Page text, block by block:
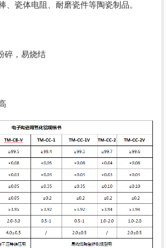
、瓷体电阻、耐磨瓷件等陶瓷制品。
碎，易烧结